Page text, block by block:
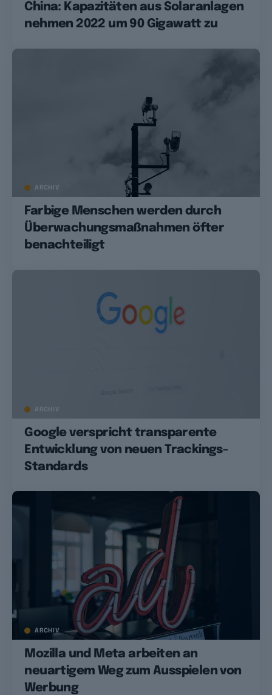
China: Kapazitäten aus Solaranlagen
nehmen 2022 um 90 Gigawatt zu
ARCHIV
Farbige Menschen werden durch
Überwachungsmaßnahmen öfter
benachteiligt
ARCHIV
Google verspricht transparente
Entwicklung von neuen Trackings-
Standards
ARCHIV
Mozilla und Meta arbeiten an
neuartigem Weg zum Ausspielen von
Werbung